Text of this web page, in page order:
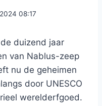
08:17
duizend jaar
van Nablus-zeep
nu de geheimen
door UNESCO
werelderfgoed.